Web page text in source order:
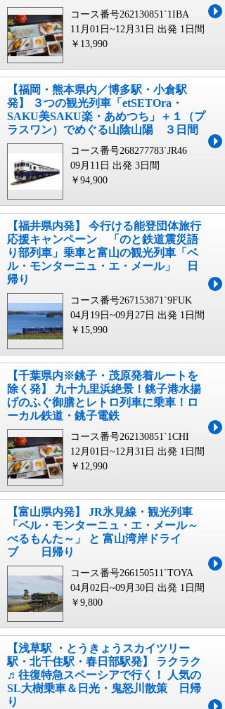
コース番号262130851`1IBA
11月01日~12月31日 出発 1日間
￥13,990
【福岡・熊本県内／博多駅・小倉駅
発】 ３つの観光列車「etSETOra・
SAKU美SAKU楽・あめつち」＋１（プ
ラスワン）でめぐる山陰山陽 ３日間
コース番号268277783`JR46
09月11日 出発 3日間
￥94,900
【福井県内発】 今行ける能登団体旅行
応援キャンペーン 「のと鉄道震災語
り部列車」乗車と富山の観光列車「ベ
ル・モンターニュ・エ・メール」 日
帰り
コース番号267153871`9FUK
04月19日~09月27日 出発 1日間
￥15,990
【千葉県内※銚子・茂原発着ルートを
除く発】 九十九里浜絶景！銚子港水揚
げのふぐ御膳とレトロ列車に乗車！ロ
ーカル鉄道・銚子電鉄
コース番号262130851`1CHI
12月01日~12月31日 出発 1日間
￥12,990
【富山県内発】 JR氷見線・観光列車
「ベル・モンターニュ・エ・メール～
べるもんた～」 と 富山湾岸ドライ
ブ 日帰り
コース番号266150511`TOYA
04月02日~09月30日 出発 1日間
￥9,800
【浅草駅 ・とうきょうスカイツリー
駅・北千住駅・春日部駅発】 ラクラク
♬往復特急スペーシアで行く！ 人気の
SL大樹乗車＆日光・鬼怒川散策 日帰
り